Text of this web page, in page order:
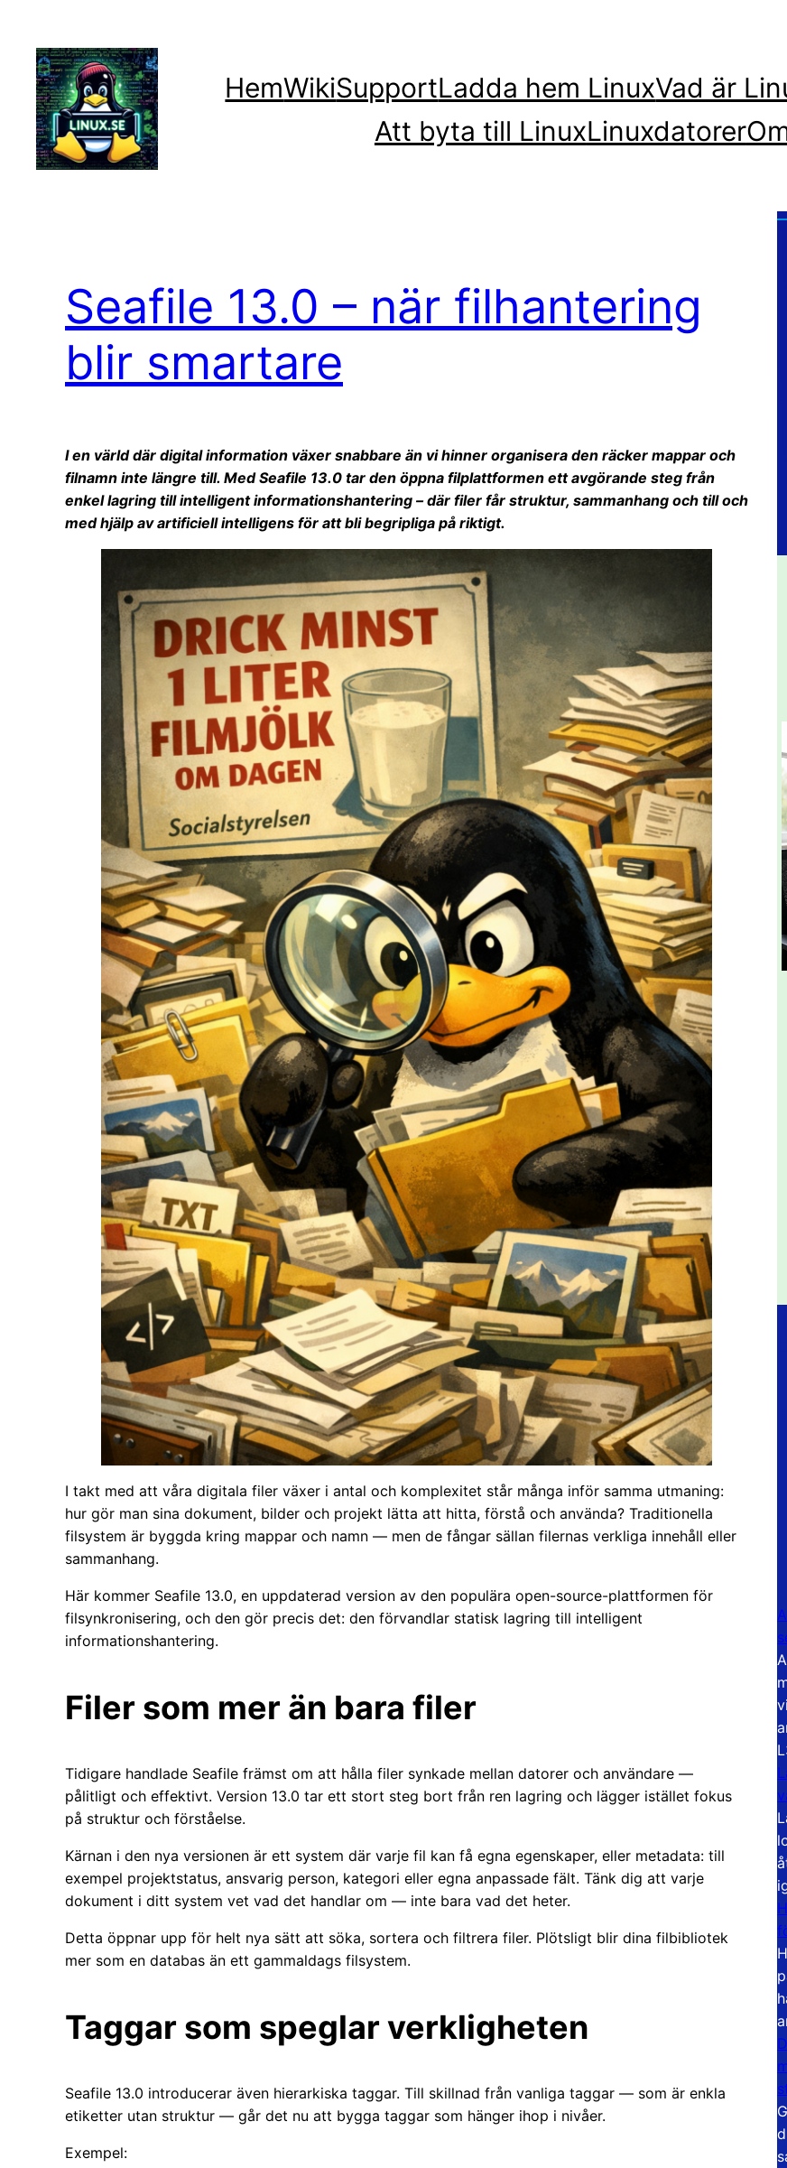
innehåll
HemWikiSupportLadda hem LinuxVad är
Att byta till LinuxLinuxdatorer
Seafile 13.0 – när filhantering
blir smartare
I en värld där digital information växer snabbare än vi hinner organisera den räcker mappar och
filnamn inte längre till. Med Seafile 13.0 tar den öppna filplattformen ett avgörande steg från
enkel lagring till intelligent informationshantering – där filer får struktur, sammanhang och till och
med hjälp av artificiell intelligens för att bli begripliga på riktigt.
I takt med att våra digitala filer växer i antal och komplexitet står många inför samma utmaning:
hur gör man sina dokument, bilder och projekt lätta att hitta, förstå och använda? Traditionella
filsystem är byggda kring mappar och namn — men de fångar sällan filernas verkliga innehåll eller
sammanhang.
Här kommer Seafile 13.0, en uppdaterad version av den populära open-source-plattformen för
filsynkronisering, och den gör precis det: den förvandlar statisk lagring till intelligent
informationshantering.
Filer som mer än bara filer
Tidigare handlade Seafile främst om att hålla filer synkade mellan datorer och användare —
pålitligt och effektivt. Version 13.0 tar ett stort steg bort från ren lagring och lägger istället fokus
på struktur och förståelse.
Kärnan i den nya versionen är ett system där varje fil kan få egna egenskaper, eller metadata: till
exempel projektstatus, ansvarig person, kategori eller egna anpassade fält. Tänk dig att varje
dokument i ditt system vet vad det handlar om — inte bara vad det heter.
Detta öppnar upp för helt nya sätt att söka, sortera och filtrera filer. Plötsligt blir dina filbibliotek
mer som en databas än ett gammaldags filsystem.
Taggar som speglar verkligheten
Seafile 13.0 introducerar även hierarkiska taggar. Till skillnad från vanliga taggar — som är enkla
etiketter utan struktur — går det nu att bygga taggar som hänger ihop i nivåer.
Exempel: